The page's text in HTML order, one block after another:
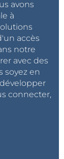
avons
à
accès
notre
avec des
soyez en
connecter,